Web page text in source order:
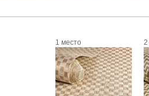
1 место 2